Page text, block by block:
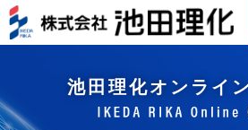
池田理化オンライ